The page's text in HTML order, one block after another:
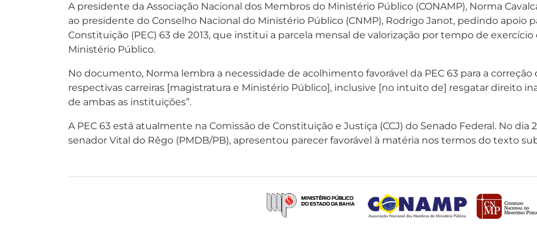
A presidente da Associação Nacional dos Membros do Ministério Público (CONAMP), Norma
ao presidente do Conselho Nacional do Ministério Público (CNMP), Rodrigo Janot, pedindo apoio
Constituição (PEC) 63 de 2013, que institui a parcela mensal de valorização por tempo de
Ministério Público.
No documento, Norma lembra a necessidade de acolhimento favorável da PEC 63 para a
respectivas carreiras [magistratura e Ministério Público], inclusive [no intuito de] resgatar direito
de ambas as instituições”.
A PEC 63 está atualmente na Comissão de Constituição e Justiça (CCJ) do Senado Federal. No dia
senador Vital do Rêgo (PMDB/PB), apresentou parecer favorável à matéria nos termos do texto